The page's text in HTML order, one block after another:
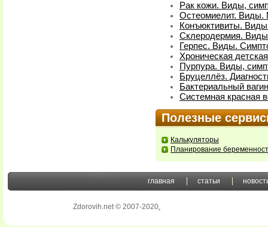
Рак кожи. Виды,
Остеомиелит. Виды.
Конъюктивиты.
Склеродермия.
Герпес. Виды.
Хроническая
Пурпура. Виды,
Бруцеллёз.
Бактериальный
Системная красная
Полезные
Калькуляторы
Планирование
главная статьи
Zdorovih.net © 2007-2020